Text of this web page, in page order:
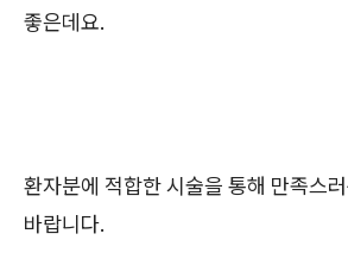
좋은데요.
환자분에 적합한 시술을 통해 만족스
바랍니다.